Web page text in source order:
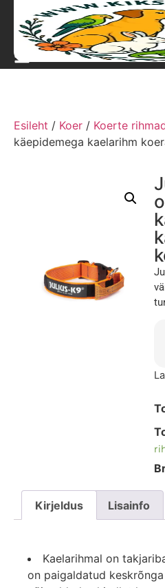
Esileht / Koer / Koerte
käepidemega kaelarihm
Kirjeldus Lisainfo
Kaelarihmal on
on paigaldatud